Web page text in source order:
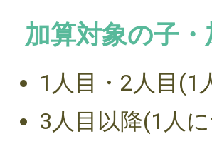
加算対象の子
1人目・2人目(1
3人目以降(1人